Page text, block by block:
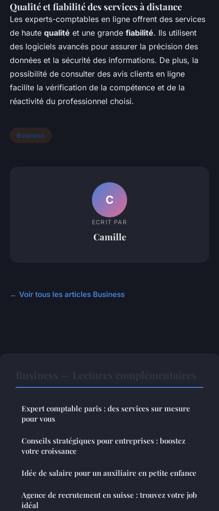
Qualité et fiabilité des services à distance
Les experts-comptables en ligne offrent des services
de haute qualité et une grande fiabilité. Ils utilisent
des logiciels avancés pour assurer la précision des
données et la sécurité des informations. De plus, la
possibilité de consulter des avis clients en ligne
facilite la vérification de la compétence et de la
réactivité du professionnel choisi.
Business
C
ECRIT PAR
Camille
← Voir tous les articles Business
Expert comptable paris : des services sur mesure
pour vous
Conseils stratégiques pour entreprises : boostez
votre croissance
Idée de salaire pour un auxiliaire en petite enfance
Agence de recrutement en suisse : trouvez votre job
idéal